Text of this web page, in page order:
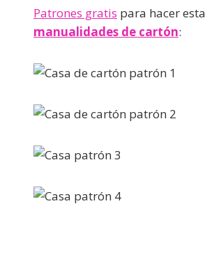
Patrones gratis para hacer esta
manualidades de cartón: